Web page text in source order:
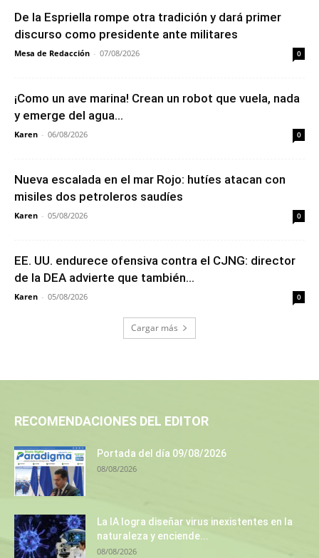
De la Espriella rompe otra tradición y dará primer
discurso como presidente ante militares
Mesa de Redacción - 07/08/2026 0
¡Como un ave marina! Crean un robot que vuela, nada
y emerge del agua...
Karen - 06/08/2026 0
Nueva escalada en el mar Rojo: hutíes atacan con
misiles dos petroleros saudíes
Karen - 05/08/2026 0
EE. UU. endurece ofensiva contra el CJNG: director
de la DEA advierte que también...
Karen - 05/08/2026 0
Cargar más
RECOMENDACIONES DEL EDITOR
Portada del día 09/08/2026
08/08/2026
La IA logra diseñar virus inexistentes en la
naturaleza y enciende...
08/08/2026